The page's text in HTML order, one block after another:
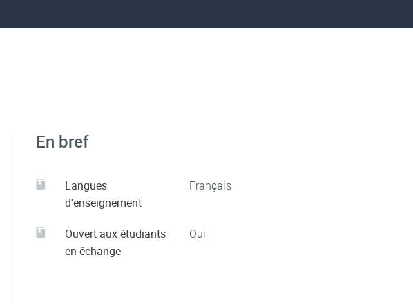
En bref
Langues
d'enseignement
Français
Ouvert aux étudiants
en échange
Oui